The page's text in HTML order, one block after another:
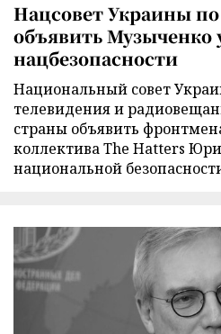
Нацсовет Украины
объявить Музыченко
нацбезопасности
Национальный совет
телевидения и
страны объявить
коллектива The Hatters
национальной